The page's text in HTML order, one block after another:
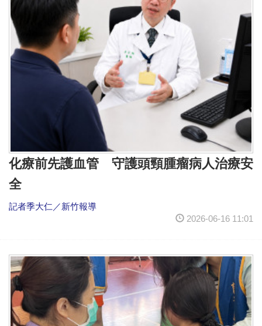
化療前先護血管 守護頭頸腫瘤病人治療安
全
記者季大仁／新竹報導
2026-06-16 11:01